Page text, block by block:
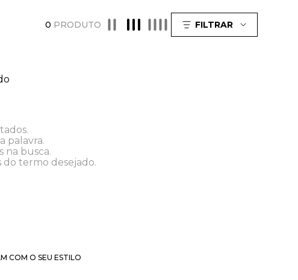
0 PRODUTO FILTRAR
palavra.
na busca.
termo desejado.
COM O SEU ESTILO